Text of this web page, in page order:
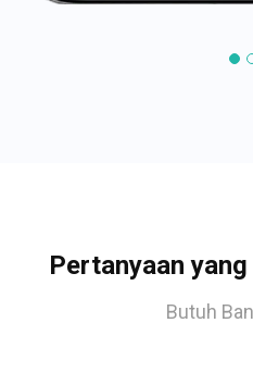
Pertanyaan
Butuh